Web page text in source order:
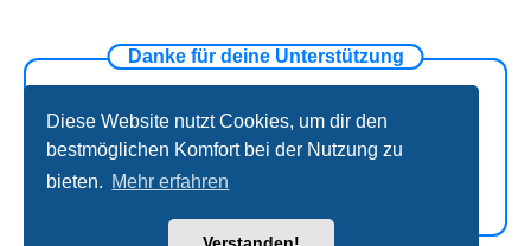
Diese Website nutzt Cookies, um dir den
bestmöglichen Komfort bei der Nutzung zu
bieten. Mehr erfahren
Danke für deine Unterstützung